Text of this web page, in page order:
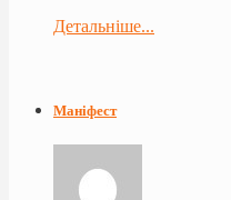
Детальніше...
Маніфест